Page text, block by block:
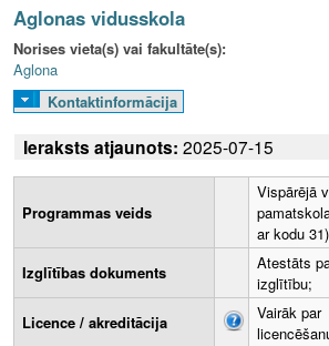
Aglonas vidusskola
Norises vieta(s) vai fakultāte(s):
Aglona
Kontaktinformācija
Ieraksts atjaunots: 2025-07-15
Programmas veids
Vispārējā
ar kodu 31)
Izglītības dokuments
Atestāts
izglītību;
Licence / akreditācija
Vairāk par